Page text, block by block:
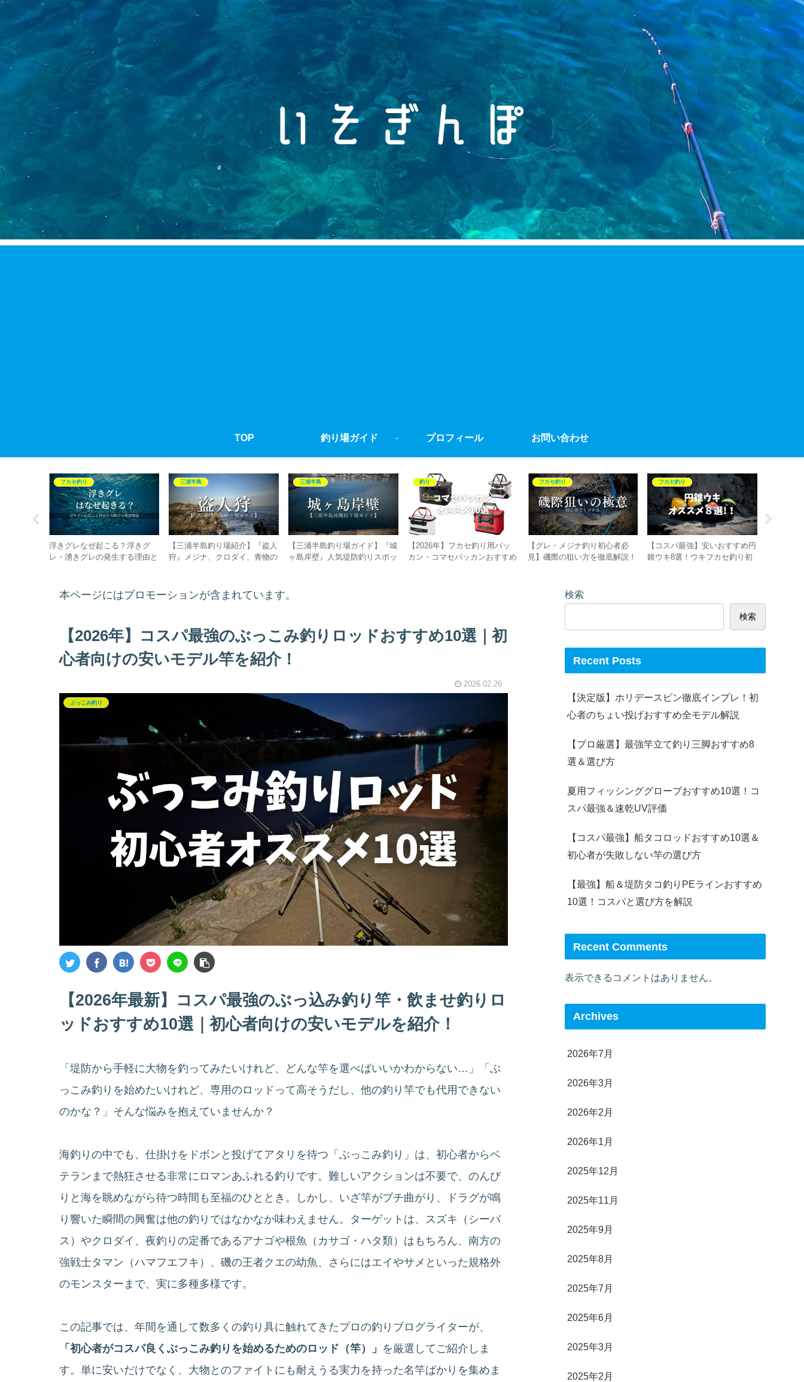
TOP 釣り場ガイド プロフィール お問い合わせ
フカセ釣り
浮きグレなぜ起こる？浮きグ
レ・湧きグレの発生する理由と
三浦半島
【三浦半島釣り場紹介】『盗人
狩』メジナ、クロダイ、青物の
車場を詳しく解説
三浦半島
【三浦半島釣り場ガイド】『城
ヶ島岸壁』人気堤防釣りスポッ
釣り
【2026年】フカセ釣り用バッ
カン・コマセバッカンおすすめ
フカセ釣り
【グレ・メジナ釣り初心者必
見】磯際の狙い方を徹底解説！
フカセ釣り
【コスパ最強】安いおすすめ円
錐ウキ8選！ウキフカセ釣り初
本ページにはプロモーションが含まれています。
【2026年】コスパ最強のぶっこみ釣りロッドおすすめ10選｜初
心者向けの安いモデル竿を紹介！
2026.02.26
ぶっこみ釣り
【2026年最新】コスパ最強のぶっ込み釣り竿・飲ませ釣りロ
ッドおすすめ10選｜初心者向けの安いモデルを紹介！
「堤防から手軽に大物を釣ってみたいけれど、どんな竿を選べばいいかわからない…」「ぶ
っこみ釣りを始めたいけれど、専用のロッドって高そうだし、他の釣り竿でも代用できない
のかな？」そんな悩みを抱えていませんか？
海釣りの中でも、仕掛けをドボンと投げてアタリを待つ「ぶっこみ釣り」は、初心者からベ
テランまで熱狂させる非常にロマンあふれる釣りです。難しいアクションは不要で、のんび
りと海を眺めながら待つ時間も至福のひととき。しかし、いざ竿がブチ曲がり、ドラグが鳴
り響いた瞬間の興奮は他の釣りではなかなか味わえません。ターゲットは、スズキ（シーバ
ス）やクロダイ、夜釣りの定番であるアナゴや根魚（カサゴ・ハタ類）はもちろん、南方の
強戦士タマン（ハマフエフキ）、磯の王者クエの幼魚、さらにはエイやサメといった規格外
のモンスターまで、実に多種多様です。
この記事では、年間を通して数多くの釣り具に触れてきたプロの釣りブログライターが、
「初心者がコスパ良くぶっこみ釣りを始めるためのロッド（竿）」 を厳選してご紹介しま
す。単に安いだけでなく、大物とのファイトにも耐えうる実力を持った名竿ばかりを集めま
検索
検索
Recent Posts
【決定版】ホリデースピン徹底インプレ！初
心者のちょい投げおすすめ全モデル解説
【プロ厳選】最強竿立て釣り三脚おすすめ8
選＆選び方
夏用フィッシンググローブおすすめ10選！コ
スパ最強＆速乾UV評価
【コスパ最強】船タコロッドおすすめ10選＆
初心者が失敗しない竿の選び方
【最強】船＆堤防タコ釣りPEラインおすすめ
10選！コスパと選び方を解説
Recent Comments
表示できるコメントはありません。
Archives
2026年7月
2026年3月
2026年2月
2026年1月
2025年12月
2025年11月
2025年9月
2025年8月
2025年7月
2025年6月
2025年3月
2025年2月